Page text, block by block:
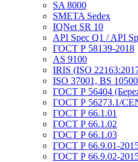
SA 8000
SMETA Sedex
IQNet SR 10
API Spec Q1 / API
ГОСТ Р 58139-2018
AS 9100
IRIS (ISO
ISO 37001, BS 10500
ГОСТ Р 56404
ГОСТ Р 56273.1/
ГОСТ Р 66.1.01
ГОСТ Р 66.1.02
ГОСТ Р 66.1.03
ГОСТ Р 66.9.01-
ГОСТ Р 66.9.02-